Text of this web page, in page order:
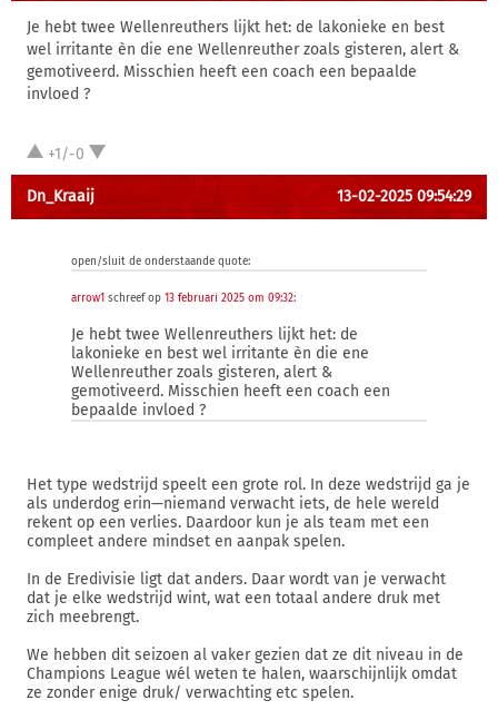
Je hebt twee Wellenreuthers lijkt het: de lakonieke en best
wel irritante èn die ene Wellenreuther zoals gisteren, alert &
gemotiveerd. Misschien heeft een coach een bepaalde
invloed ?
+1/-0
Dn_Kraaij 13-02-2025 09:54:29
open/sluit de onderstaande quote:
arrow1 schreef op 13 februari 2025 om 09:32:
Je hebt twee Wellenreuthers lijkt het: de
lakonieke en best wel irritante èn die ene
Wellenreuther zoals gisteren, alert &
gemotiveerd. Misschien heeft een coach een
bepaalde invloed ?
Het type wedstrijd speelt een grote rol. In deze wedstrijd ga je
als underdog erin—niemand verwacht iets, de hele wereld
rekent op een verlies. Daardoor kun je als team met een
compleet andere mindset en aanpak spelen.
In de Eredivisie ligt dat anders. Daar wordt van je verwacht
dat je elke wedstrijd wint, wat een totaal andere druk met
zich meebrengt.
We hebben dit seizoen al vaker gezien dat ze dit niveau in de
Champions League wél weten te halen, waarschijnlijk omdat
ze zonder enige druk/ verwachting etc spelen.